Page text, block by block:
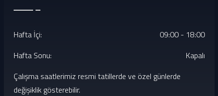
Hafta İçi:
09:00 - 18:00
Hafta Sonu:
Kapalı
Çalışma saatlerimiz resmi tatillerde ve özel günlerde
değişiklik gösterebilir.